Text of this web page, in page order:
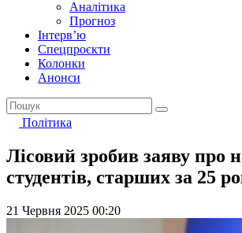
Аналітика
Прогноз
Інтерв’ю
Спецпроєкти
Колонки
Анонси
Політика
Лісовий зробив заяву про
студентів, старших за 25
21 Червня 2025 00:20